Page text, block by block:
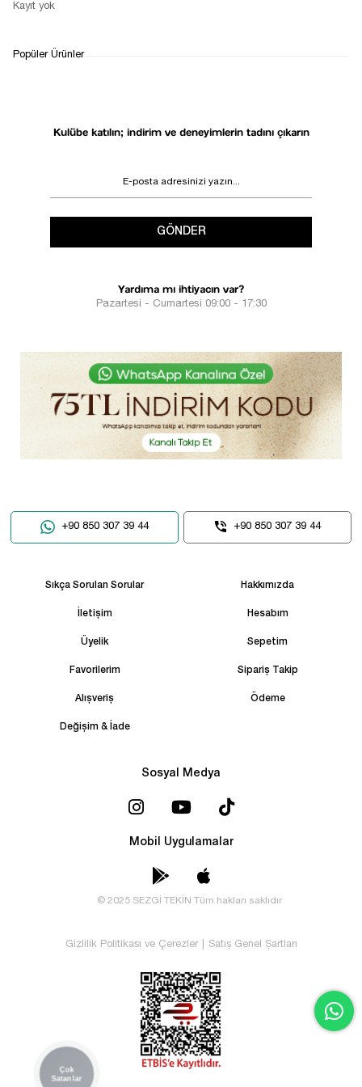
İADE&DEĞİŞİM
Kulübe katılın; indirim ve deneyimlerin tadını çıkarın
GÖNDER
Yardıma mı ihtiyacın var?
Pazartesi - Cumartesi 09:00 - 17:30
+90 850 307 39 44 +90 850 307 39 44
Sıkça Sorulan Sorular Hakkımızda
İletişim Hesabım
Üyelik Sepetim
Favorilerim Sipariş Takip
Alışveriş Ödeme
Değişim & İade
Sosyal Medya
Mobil Uygulamalar
© 2025 SEZGİ TEKİN Tüm hakları saklıdır
Gizlilik Politikası ve Çerezler Satış Genel Şartları
Çok
Satanlar
Kayıt yok
Popüler Ürünler